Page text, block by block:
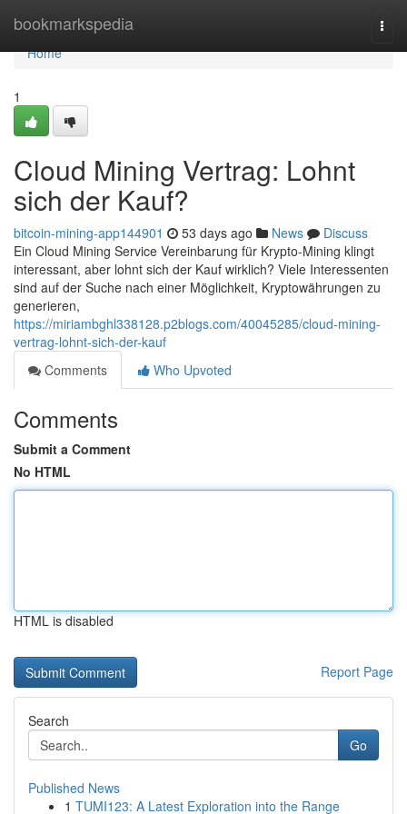
bookmarkspedia
Home
Home
1
Cloud Mining Vertrag: Lohnt
sich der Kauf?
bitcoin-mining-app144901 53 days ago News
Discuss
Ein Cloud Mining Service Vereinbarung für Krypto-Mining klingt
interessant, aber lohnt sich der Kauf wirklich? Viele Interessenten
sind auf der Suche nach einer Möglichkeit, Kryptowährungen zu
generieren,
https://miriambghl338128.p2blogs.com/40045285/cloud-mining-
vertrag-lohnt-sich-der-kauf
Comments
Who Upvoted
Comments
Submit a Comment
No HTML
HTML is disabled
Report Page
Search
Go
Published News
1 TUMI123: A Latest Exploration into the Range